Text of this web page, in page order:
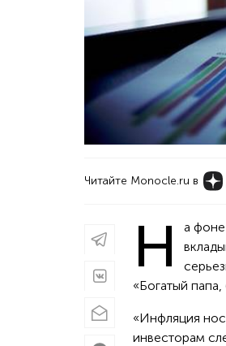
Читайте Monocle.ru в
Н
а
«Богатый
«Инфляция
инвесторам